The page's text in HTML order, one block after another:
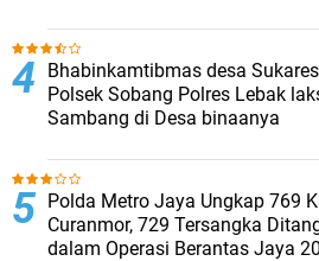
Bhabinkamtibmas desa
Polsek Sobang Polres Lebak
Sambang di Desa binaanya
Polda Metro Jaya Ungkap 769
Curanmor, 729 Tersangka
dalam Operasi Berantas Jaya